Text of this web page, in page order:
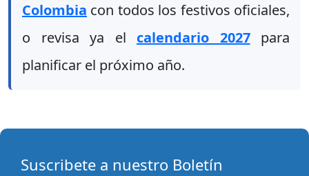
Colombia con todos los festivos oficiales,
o revisa ya el calendario 2027para
planificar el próximo año.
Suscribete a nuestro Boletín